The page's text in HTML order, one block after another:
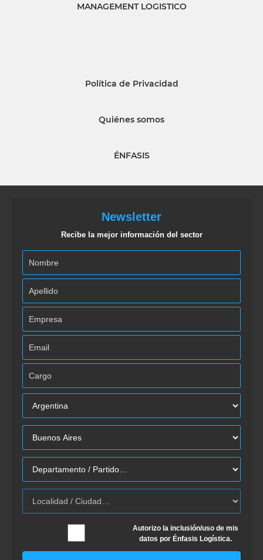
MANAGEMENT LOGISTICO
Política de Privacidad
Quiénes somos
ÉNFASIS
Newsletter
Recibe la mejor información del sector
Autorizo la inclusión/uso de mis
datos por Énfasis Logística.